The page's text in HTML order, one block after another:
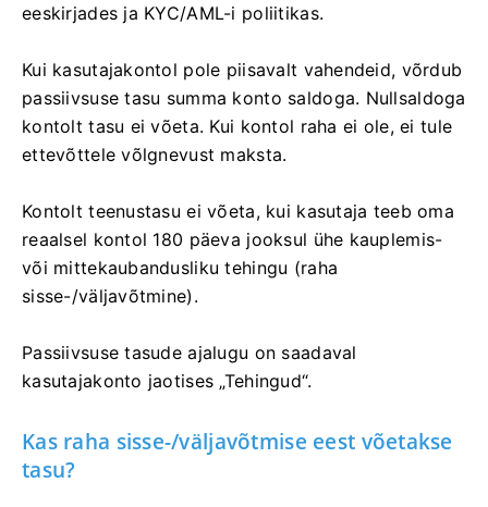
eeskirjades ja KYC/AML-i poliitikas.
Kui kasutajakontol pole piisavalt vahendeid, võrdub
passiivsuse tasu summa konto saldoga. Nullsaldoga
kontolt tasu ei võeta. Kui kontol raha ei ole, ei tule
ettevõttele võlgnevust maksta.
Kontolt teenustasu ei võeta, kui kasutaja teeb oma
reaalsel kontol 180 päeva jooksul ühe kauplemis-
või mittekaubandusliku tehingu (raha
sisse-/väljavõtmine).
Passiivsuse tasude ajalugu on saadaval
kasutajakonto jaotises „Tehingud“.
Kas raha sisse-/väljavõtmise eest võetakse
tasu?